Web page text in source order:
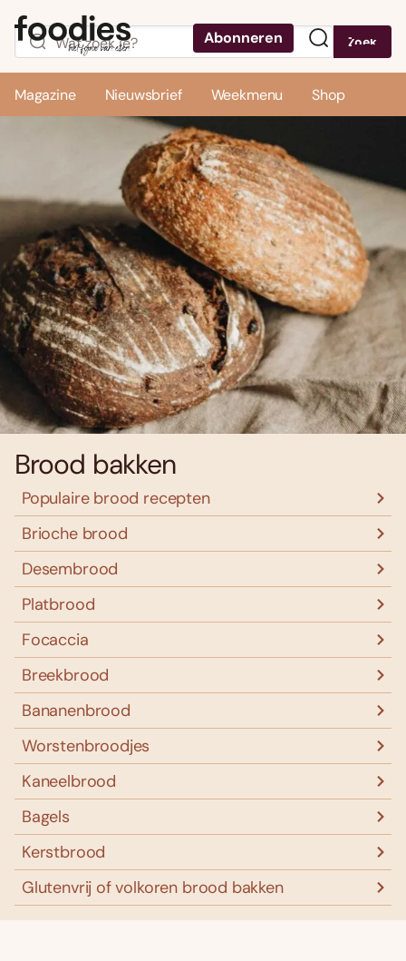
Abonneren Zoek
Magazine Nieuwsbrief Weekmenu Shop
Brood bakken
Populaire brood recepten
Brioche brood
Desembrood
Platbrood
Focaccia
Breekbrood
Bananenbrood
Worstenbroodjes
Kaneelbrood
Bagels
Kerstbrood
Glutenvrij of volkoren brood bakken